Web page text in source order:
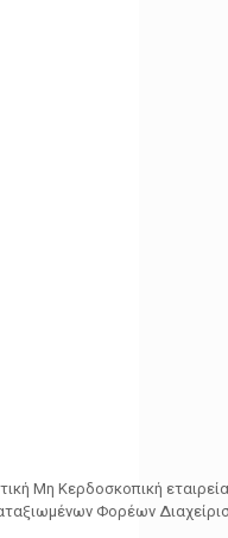
Μη Κερδοσκοπική
Φορέων